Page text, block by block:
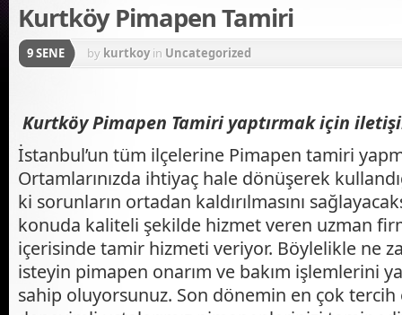
Kurtköy Pimapen Tamiri
9 SENE by kurtkoy in Uncategorized
KurtköyPimapen Tamiri yaptırmak için
İstanbul’un tüm ilçelerine Pimapen tamiri
Ortamlarınızda ihtiyaç hale dönüşerek
ki sorunların ortadan kaldırılmasını
konuda kaliteli şekilde hizmet veren uzman
içerisinde tamir hizmeti veriyor. Böylelikle ne
isteyin pimapen onarım ve bakım işlemlerini
sahip oluyorsunuz. Son dönemin en çok tercih